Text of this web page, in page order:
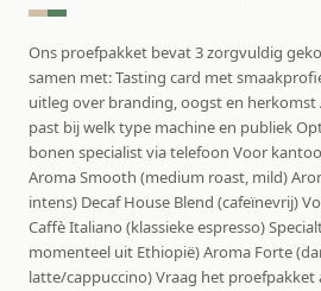
Ons proefpakket bevat 3 zorgvuldig
samen met: Tasting card met
uitleg over branding, oogst en herkomst
past bij welk type machine en publiek
bonen specialist via telefoon Voor
Aroma Smooth (medium roast, mild)
intens) Decaf House Blend (cafeïnevrij)
Caffè Italiano (klassieke espresso)
momenteel uit Ethiopië) Aroma Forte
latte/cappuccino) Vraag het proefpakket